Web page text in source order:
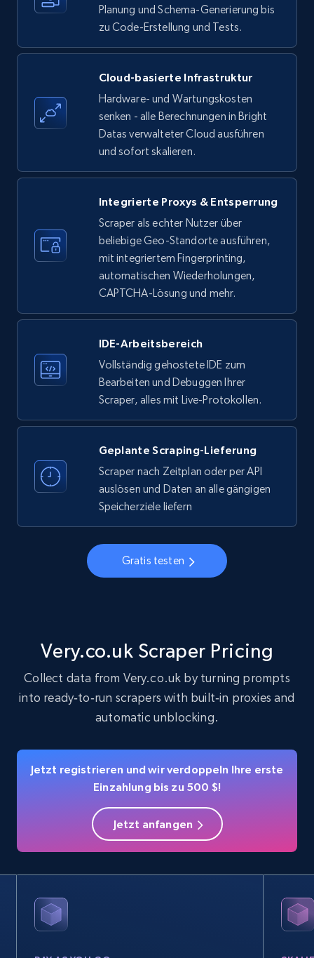
35.3K+ 5.7K+ Gratis testen
Amazon products - find products by using
upc numbers
Title, Seller name, Brand, Description, Initial
price, Currency, Availability, Reviews count, and
LinkedIn company information
ID, Name, Country code, Locations, Followers,
Employees in linkedin, About, Specialties, and
3.5K+ Gratis testen
business account, Is professional account, Is
verified, and more.
3.5K+ Gratis testen
Instagram - Profiles - Collect profile
verified, and more.
22.4K+ 3.5K+ Gratis testen
Crunchbase companies information
Name, URL, ID, Cb rank, Region, About,
Industries, Operating status, and more.
1.6K+ Gratis testen
Searching data by keyword
Name, URL, ID, Cb rank, Region, About,
Planung und Schema-Generierung bis
zu Code-Erstellung und Tests.
Cloud-basierte Infrastruktur
Hardware- und Wartungskosten
senken - alle Berechnungen in Bright
Datas verwalteter Cloud ausführen
und sofort skalieren.
Integrierte Proxys & Entsperrung
Scraper als echter Nutzer über
beliebige Geo-Standorte ausführen,
mit integriertem Fingerprinting,
automatischen Wiederholungen,
CAPTCHA-Lösung und mehr.
IDE-Arbeitsbereich
Vollständig gehostete IDE zum
Bearbeiten und Debuggen Ihrer
Scraper, alles mit Live-Protokollen.
Geplante Scraping-Lieferung
Scraper nach Zeitplan oder per API
auslösen und Daten an alle gängigen
Speicherziele liefern
Gratis testen
Very.co.uk Scraper Pricing
Collect data from Very.co.uk by turning prompts
into ready‑to‑run scrapers with built‑in proxies and
automatic unblocking.
Jetzt registrieren und wir verdoppeln Ihre erste
Einzahlung bis zu 500 $!
Jetzt anfangen